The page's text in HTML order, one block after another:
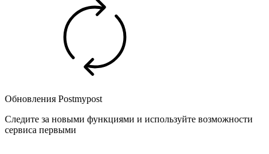
Обновления Postmypost
Следите за новыми функциями и используйте возможности
сервиса первыми